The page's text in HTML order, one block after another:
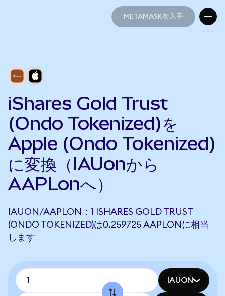
METAMASKを入手
iShares Gold Trust
(Ondo Tokenized)を
Apple (Ondo Tokenized)
に変換（IAUonから
AAPLonへ）
IAUON/AAPLON：1 ISHARES GOLD TRUST
(ONDO TOKENIZED)は0.259725 AAPLONに相当
します
IAUON